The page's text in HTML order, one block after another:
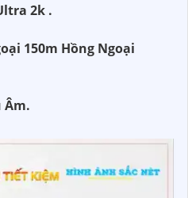
2k .
150m Hồng Ngoại
Âm.